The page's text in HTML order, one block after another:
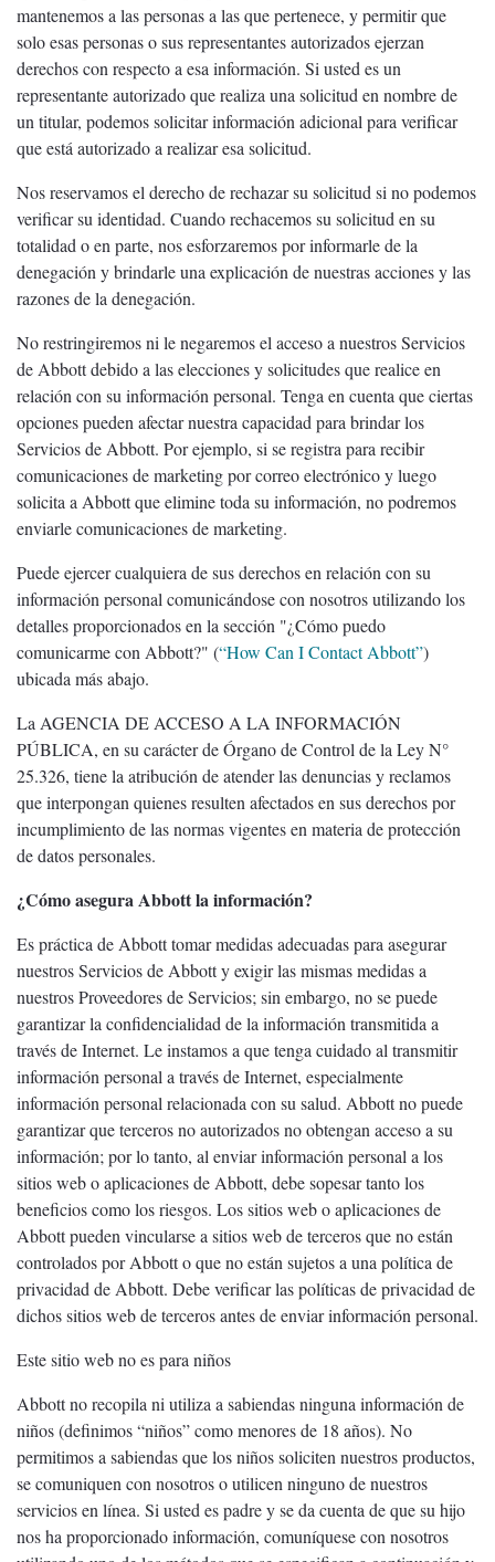
mantenemos a las personas a las que pertenece, y permitir que
solo esas personas o sus representantes autorizados ejerzan
derechos con respecto a esa información. Si usted es un
representante autorizado que realiza una solicitud en nombre de
un titular, podemos solicitar información adicional para verificar
que está autorizado a realizar esa solicitud.
Nos reservamos el derecho de rechazar su solicitud si no podemos
verificar su identidad. Cuando rechacemos su solicitud en su
totalidad o en parte, nos esforzaremos por informarle de la
denegación y brindarle una explicación de nuestras acciones y las
razones de la denegación.
No restringiremos ni le negaremos el acceso a nuestros Servicios
de Abbott debido a las elecciones y solicitudes que realice en
relación con su información personal. Tenga en cuenta que ciertas
opciones pueden afectar nuestra capacidad para brindar los
Servicios de Abbott. Por ejemplo, si se registra para recibir
comunicaciones de marketing por correo electrónico y luego
solicita a Abbott que elimine toda su información, no podremos
enviarle comunicaciones de marketing.
Puede ejercer cualquiera de sus derechos en relación con su
información personal comunicándose con nosotros utilizando los
detalles proporcionados en la sección "¿Cómo puedo
comunicarme con Abbott?" (“How Can I Contact Abbott”)
ubicada más abajo.
La AGENCIA DE ACCESO A LA INFORMACIÓN
PÚBLICA, en su carácter de Órgano de Control de la Ley N°
25.326, tiene la atribución de atender las denuncias y reclamos
que interpongan quienes resulten afectados en sus derechos por
incumplimiento de las normas vigentes en materia de protección
de datos personales.
¿Cómo asegura Abbott la información?
Es práctica de Abbott tomar medidas adecuadas para asegurar
nuestros Servicios de Abbott y exigir las mismas medidas a
nuestros Proveedores de Servicios; sin embargo, no se puede
garantizar la confidencialidad de la información transmitida a
través de Internet. Le instamos a que tenga cuidado al transmitir
información personal a través de Internet, especialmente
información personal relacionada con su salud. Abbott no puede
garantizar que terceros no autorizados no obtengan acceso a su
información; por lo tanto, al enviar información personal a los
sitios web o aplicaciones de Abbott, debe sopesar tanto los
beneficios como los riesgos. Los sitios web o aplicaciones de
Abbott pueden vincularse a sitios web de terceros que no están
controlados por Abbott o que no están sujetos a una política de
privacidad de Abbott. Debe verificar las políticas de privacidad de
dichos sitios web de terceros antes de enviar información personal.
Este sitio web no es para niños
Abbott no recopila ni utiliza a sabiendas ninguna información de
niños (definimos “niños” como menores de 18 años). No
permitimos a sabiendas que los niños soliciten nuestros productos,
se comuniquen con nosotros o utilicen ninguno de nuestros
servicios en línea. Si usted es padre y se da cuenta de que su hijo
nos ha proporcionado información, comuníquese con nosotros